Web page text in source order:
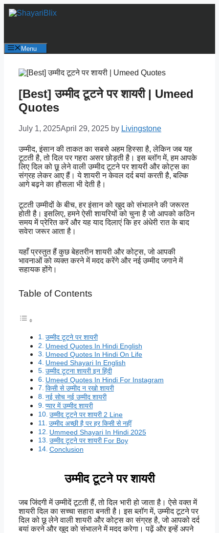
Skip
to
Menu
[Best] उम्मीद टूटने पर शायरी | Umeed
Quotes
July 1, 2025April 29, 2025 by Livingstone
उम्मीद, इंसान की ताकत का सबसे अहम हिस्सा है, लेकिन जब यह
टूटती है, तो दिल पर गहरा असर छोड़ती है। इस ब्लॉग में, हम आपके
लिए दिल को छू लेने वाली उम्मीद टूटने पर शायरी और कोट्स का
संग्रह लेकर आए हैं। ये शायरी न केवल दर्द बयां करती है, बल्कि
आगे बढ़ने का हौसला भी देती है।
टूटती उम्मीदों के बीच, हर इंसान को खुद को संभालने की जरूरत
होती है। इसलिए, हमने ऐसी शायरियों को चुना है जो आपको कठिन
समय में प्रेरित करें और यह याद दिलाएं कि हर अंधेरी रात के बाद
सवेरा जरूर आता है।
यहाँ प्रस्तुत हैं कुछ बेहतरीन शायरी और कोट्स, जो आपकी
भावनाओं को व्यक्त करने में मदद करेंगे और नई उम्मीद जगाने में
सहायक होंगे।
Table of Contents
उम्मीद टूटने पर शायरी
Umeed Quotes In Hindi English
Umeed Quotes In Hindi On Life
Umeed Shayari In English
उम्मीद टूटना शायरी इन हिंदी
Umeed Quotes In Hindi For Instagram
किसी से उम्मीद न रखो शायरी
नई सोच नई उम्मीद शायरी
प्यार में उम्मीद शायरी
उम्मीद टूटने पर शायरी 2 Line
उम्मीद अच्छी है पर हर किसी से नहीं
Ummeed Shayari In Hindi 2025
उम्मीद टूटने पर शायरी For Boy
Conclusion
उम्मीद टूटने पर शायरी
जब जिंदगी में उम्मीदें टूटती हैं, तो दिल भारी हो जाता है। ऐसे वक्त में
शायरी दिल का सच्चा सहारा बनती है। इस ब्लॉग में, उम्मीद टूटने पर
दिल को छू लेने वाली शायरी और कोट्स का संग्रह है, जो आपको दर्द
बयां करने और खुद को संभालने में मदद करेगा। पढ़ें और इन्हें अपने